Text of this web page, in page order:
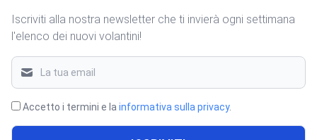
Iscriviti alla nostra newsletter che ti invierà ogni settimana
l'elenco dei nuovi volantini!
Accetto i termini e la informativa sulla privacy.